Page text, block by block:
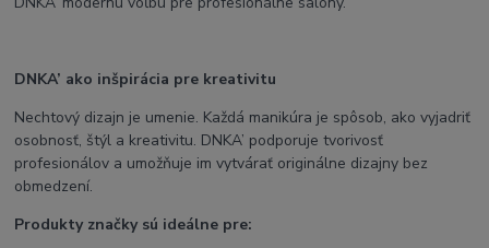
DNKA’ ako inšpirácia pre kreativitu
Nechtový dizajn je umenie. Každá manikúra je spôsob, ako vyjadriť
osobnosť, štýl a kreativitu. DNKA’ podporuje tvorivosť
profesionálov a umožňuje im vytvárať originálne dizajny bez
obmedzení.
Produkty značky sú ideálne pre: